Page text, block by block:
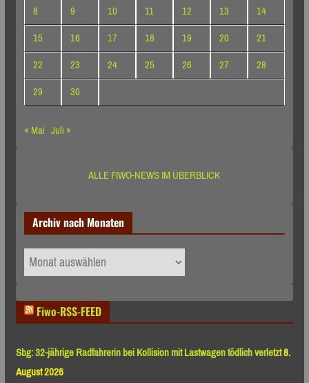
8
9 10 11 12 13
14
15
16 17 18 19 20
21
22
23 24 25 26 27
28
29
30
« Mai Juli »
ALLE FIWO-NEWS IM ÜBERBLICK
Archiv nach Monaten
Archiv
nach
Fiwo-RSS-FEED
Sbg: 32-jährige Radfahrerin bei Kollision mit Lastwagen tödlich verletzt8.
August 2026